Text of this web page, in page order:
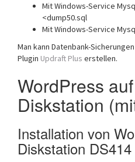
Mit Windows-Service
<dump50.sql
Mit Windows-Service
Man kann Datenbank-
Plugin Updraft Plus erstellen.
WordPress
Diskstation
Installation von
Diskstation DS414